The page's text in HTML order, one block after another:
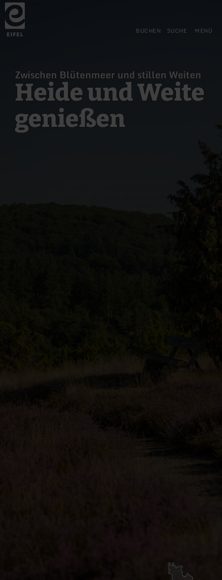
Zurück
zur
Startseite
BUCHEN SUCHE MENÜ
Zwischen Blütenmeer und stillen Weiten
Heide und Weite
genießen